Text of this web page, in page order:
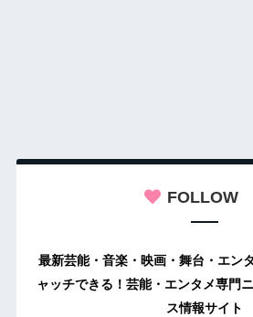
FOLLOW
最新芸能・音楽・映画・舞台・エン
ャッチできる！芸能・エンタメ専門
ス情報サイト